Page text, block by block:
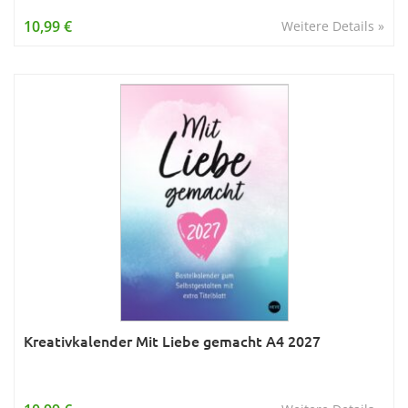
Young Adult
Weitere Details »
10,99 €
Kreativkalender Mit Liebe gemacht A4 2027